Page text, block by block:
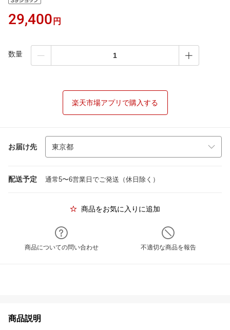
29,400 円
数量
楽天市場アプリで購入する
お届け先
配送予定 通常5〜6営業日でご発送（休日除く）
商品をお気に入りに追加
商品についての問い合わせ 不適切な商品を報告
商品説明